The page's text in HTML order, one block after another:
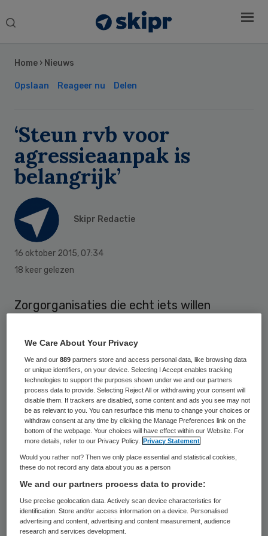
Search
Home › Nieuws
Opslaan Reageer nu Delen
‘Steun rvb voor
agressieaanpak is
belangrijk’
Skipr Redactie
16 oktober 2015, 07:34
18 keer gelezen
Zorgorganisaties die echt iets willen
de volledige steun van de raad van bestuur
(rvb) nodig. Dat was de conclusie van drie
bijeenkomsten in september met
professionals uit zes zorgbranches, meldt
de Vereniging Gehandicaptenzorg
Nederland (VGN).
De drie regiobijeenkomsten zijn onderdeel
van de campagne ‘Wees duidelijk over
agressie’ in het kader van actieplan Veilig
Werken in de Zorg. Tijdens de
bijeenkomsten deelden ggz-instelling
Sidebar
We Care About Your Privacy
We and our889 partners store and access personal data, like browsing data
or unique identifiers, on your device. Selecting I Accept enables tracking
technologies to support the purposes shown under we and our partners
process data to provide. Selecting Reject All or withdrawing your consent will
disable them. If trackers are disabled, some content and ads you see may not
be as relevant to you. You can resurface this menu to change your choices or
withdraw consent at any time by clicking the Manage Preferences link on the
bottom of the webpage. Your choices will have effect within our Website. For
more details, refer to our Privacy Policy.
Privacy Statement
Would you rather not? Then we only place essential and statistical cookies,
these do not record any data about you as a person
We and our partners process data to provide:
Use precise geolocation data. Actively scan device characteristics for
identification. Store and/or access information on a device. Personalised
advertising and content, advertising and content measurement, audience
research and services development.